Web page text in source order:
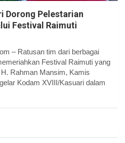
Dorong Pelestarian
Festival Raimuti
– Ratusan tim dari berbagai
Festival Raimuti yang
Rahman Mansim, Kamis
Kodam XVIII/Kasuari dalam